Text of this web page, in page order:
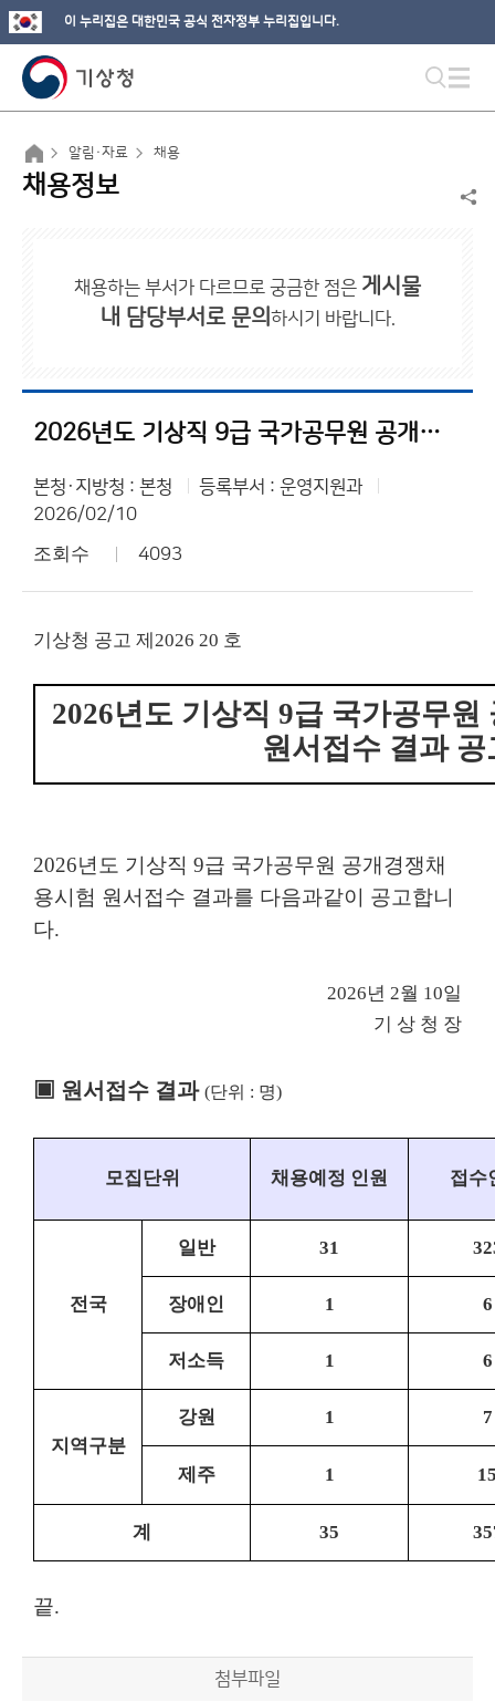
이 누리집은 대한민국 공식 전자정부 누리집입니다.
알림·자료 채용
채용정보
채용하는 부서가 다르므로 궁금한 점은 게시물
내 담당부서로 문의 하시기 바랍니다.
2026년도 기상직 9급 국가공무원 공개경쟁채용시험 원서접수 결과 공고
본청·지방청 : 본청
등록부서 : 운영지원과
2026/02/10
조회수 4093
기상청 공고 제2026 ­ 20 호
2026년도 기상직 9급 국가공무원
원서접수 결과 공
2026년도 기상직 9급 국가공무원 공개경쟁채
용시험 원서접수 결과를 다음과같이 공고합니
다.
2026년 2월 10일
기 상 청 장
▣ 원서접수 결과 (단위 : 명)
모집단위 채용예정 인원 접수
전국
일반 31
장애인 1 6
저소득 1 6
지역구분
강원 1 7
제주 1
계 35
끝.
첨부파일